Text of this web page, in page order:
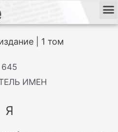
| 1 том
645
ИМЕН
Я